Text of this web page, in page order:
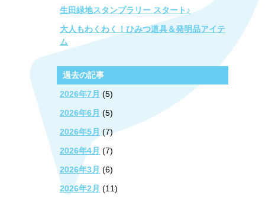
生田緑地スタンプラリー スタート♪
大人もわくわく！ひみつ道具＆発明品アイテ
ム
過去の記事
2026年7月 (5)
2026年6月 (5)
2026年5月 (7)
2026年4月 (7)
2026年3月 (6)
2026年2月 (11)